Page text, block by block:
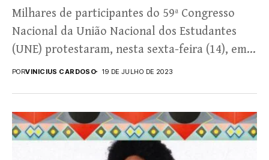
Milhares de participantes do 59ª Congresso
Nacional da União Nacional dos Estudantes
(UNE) protestaram, nesta sexta-feira (14), em
frente ao prédio do Banco...
PORVINICIUS CARDOSO 19 DE JULHO DE 2023